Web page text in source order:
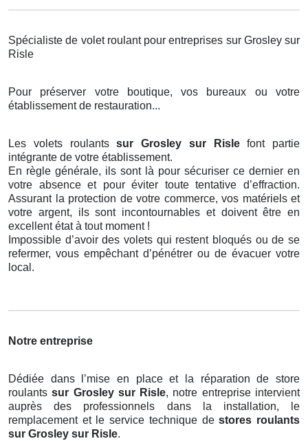
Spécialiste de volet roulant pour entreprises sur Grosley sur
Risle
Pour préserver votre boutique, vos bureaux ou votre
établissement de restauration...
Les volets roulantssur Grosley sur Rislefont partie
intégrante de votre établissement.
En règle générale, ils sont là pour sécuriser ce dernier en
votre absence et pour éviter toute tentative d’effraction.
Assurant la protection de votre commerce, vos matériels et
votre argent, ils sont incontournables et doivent être en
excellent état à tout moment !
Impossible d’avoir des volets qui restent bloqués ou de se
refermer, vous empêchant d’pénétrer ou de évacuer votre
local.
Notre entreprise
Dédiée dans l’mise en place et la réparation de store
roulantssur Grosley sur Risle, notre entreprise intervient
auprès des professionnels dans la installation, le
remplacement et le service technique destores roulants
sur Grosley sur Risle.